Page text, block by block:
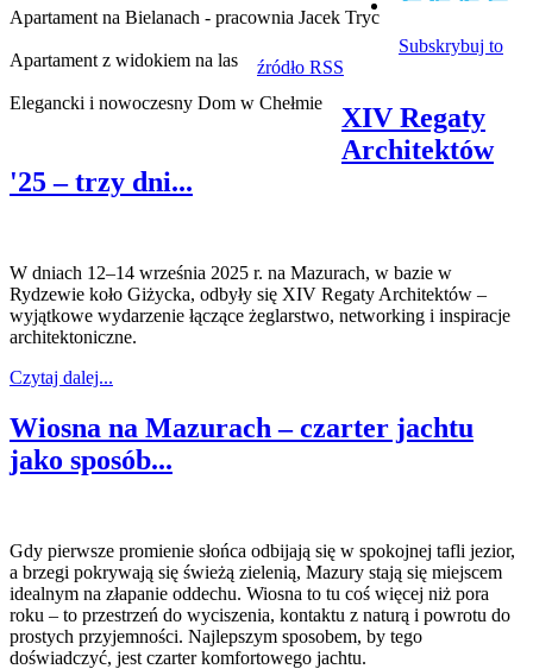
Apartament na Bielanach - pracownia Jacek Tryc
Apartament z widokiem na las
Elegancki i nowoczesny Dom w Chełmie
Subskrybuj to
źródło RSS
XIV Regaty
Architektów
'25 – trzy dni...
W dniach 12–14 września 2025 r. na Mazurach, w bazie w
Rydzewie koło Giżycka, odbyły się XIV Regaty Architektów –
wyjątkowe wydarzenie łączące żeglarstwo, networking i inspiracje
architektoniczne.
Czytaj dalej...
Wiosna na Mazurach – czarter jachtu
jako sposób...
Gdy pierwsze promienie słońca odbijają się w spokojnej tafli jezior,
a brzegi pokrywają się świeżą zielenią, Mazury stają się miejscem
idealnym na złapanie oddechu. Wiosna to tu coś więcej niż pora
roku – to przestrzeń do wyciszenia, kontaktu z naturą i powrotu do
prostych przyjemności. Najlepszym sposobem, by tego
doświadczyć, jest czarter komfortowego jachtu.